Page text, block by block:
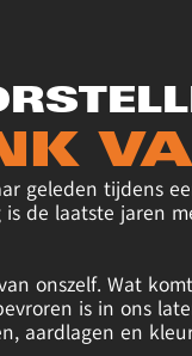
geleden tijdens
de laatste jaren
onszelf. Wat
is in ons
aardlagen en